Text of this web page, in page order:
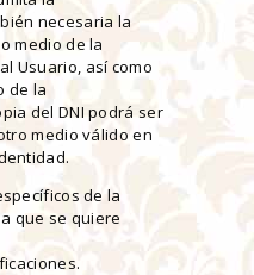
necesaria la
medio de la
Usuario, así como
de la
del DNI podrá ser
medio válido en
de la
que se quiere